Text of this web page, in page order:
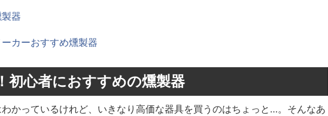
器
カーおすすめ燻製器
初心者におすすめの燻製器
かっているけれど、いきなり高価な器具を買うのはちょっと…。そんなあ